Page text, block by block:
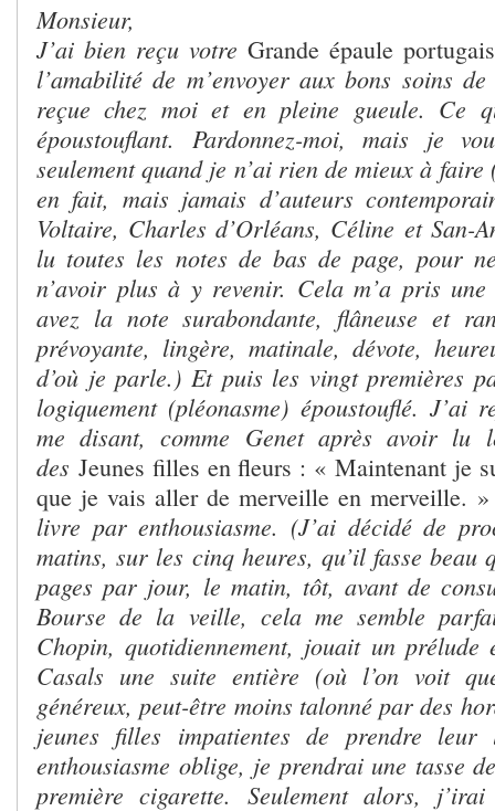
Monsieur,
J’ai bien reçu votre Grande épaule
l’amabilité de m’envoyer aux bons soins
reçue chez moi et en pleine gueule. Ce
époustouflant. Pardonnez-moi, mais je
seulement quand je n’ai rien de mieux à faire
en fait, mais jamais d’auteurs
Voltaire, Charles d’Orléans, Céline et San-
lu toutes les notes de bas de page, pour
n’avoir plus à y revenir. Cela m’a pris une
avez la note surabondante, flâneuse et
prévoyante, lingère, matinale, dévote,
d’où je parle.) Et puis les vingt premières
logiquement (pléonasme) époustouflé. J’ai
me disant, comme Genet après avoir lu
des Jeunes filles en fleurs : « Maintenant je
que je vais aller de merveille en merveille. »
livre par enthousiasme. (J’ai décidé de
matins, sur les cinq heures, qu’il fasse beau
pages par jour, le matin, tôt, avant de
Bourse de la veille, cela me semble
Chopin, quotidiennement, jouait un prélude
Casals une suite entière (où l’on voit
généreux, peut-être moins talonné par des
jeunes filles impatientes de prendre leur
enthousiasme oblige, je prendrai une tasse
première cigarette. Seulement alors,